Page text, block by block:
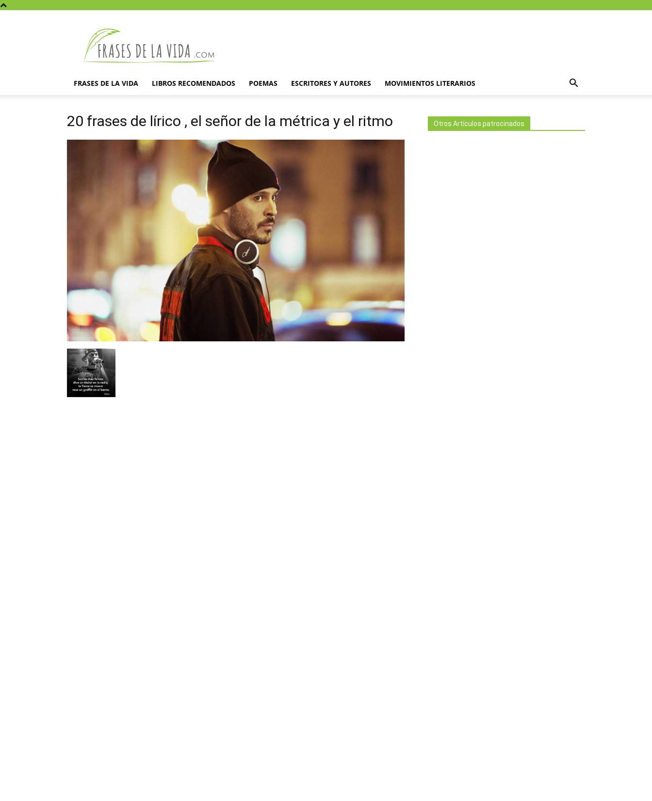
la
vida
FRASES DE LA VIDA LIBROS RECOMENDADOS POEMAS ESCRITORES Y AUTORES MOVIMIENTOS LITERARIOS
20 frases de lírico , el señor de la métrica y el ritmo Otros Artículos patrocinados